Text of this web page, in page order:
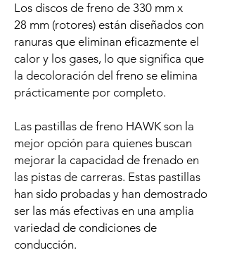
Los discos de freno de 330 mm x
28 mm (rotores) están diseñados con
ranuras que eliminan eficazmente el
calor y los gases, lo que significa que
la decoloración del freno se elimina
prácticamente por completo.
Las pastillas de freno HAWK son la
mejor opción para quienes buscan
mejorar la capacidad de frenado en
las pistas de carreras. Estas pastillas
han sido probadas y han demostrado
ser las más efectivas en una amplia
variedad de condiciones de
conducción.